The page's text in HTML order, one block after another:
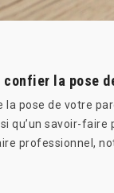
la pose
la pose de votre
qu’un savoir-
professionnel,